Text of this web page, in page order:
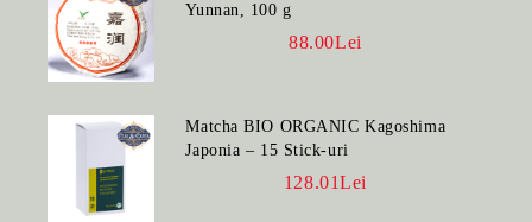
Yunnan, 100 g
88.00Lei
Matcha BIO ORGANIC Kagoshima
Japonia – 15 Stick-uri
128.01Lei